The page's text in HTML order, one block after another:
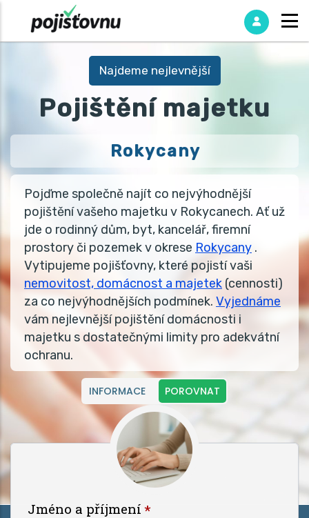
Najdeme nejlevnější
Pojištění majetku
Rokycany
Pojďme společně najít co nejvýhodnější
pojištění vašeho majetku v Rokycanech. Ať už
jde o rodinný dům, byt, kancelář, firemní
prostory či pozemek v okrese Rokycany .
Vytipujeme pojišťovny, které pojistí vaši
nemovitost, domácnost a majetek (cennosti)
za co nejvýhodnějších podmínek. Vyjednáme
vám nejlevnější pojištění domácnosti i
majetku s dostatečnými limity pro adekvátní
ochranu.
INFORMACE POROVNAT
Jméno a příjmení